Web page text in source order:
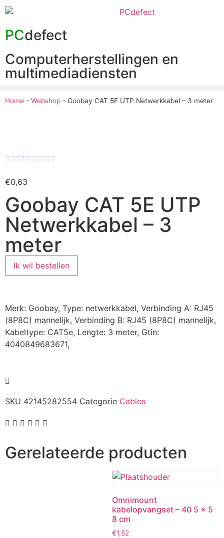
PCdefect
Computerherstellingen en
multimediadiensten
Home - Webshop - Goobay CAT 5E UTP Netwerkkabel – 3 meter
         
€0,63
Goobay CAT 5E UTP
Netwerkkabel – 3
meter
Ik wil bestellen
Merk: Goobay, Type: netwerkkabel, Verbinding A: RJ45
(8P8C) mannelijk, Verbinding B: RJ45 (8P8C) mannelijk,
Kabeltype: CAT5e, Lengte: 3 meter, Gtin:
4040849683671,
SKU 42145282554 Categorie Cables
Gerelateerde producten
Omnimount
kabelopvangset – 40 5 x 5
8 cm
€1,52